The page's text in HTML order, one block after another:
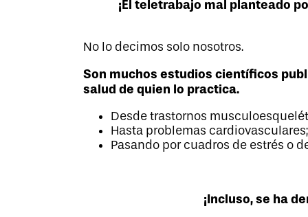
¡El teletrabajo mal planteado
No lo decimos solo nosotros.
Son muchos estudios científicos
salud de quien lo practica.
Desde trastornos
Hasta problemas cardiovasculares;
Pasando por cuadros de estrés o
¡Incluso, se ha